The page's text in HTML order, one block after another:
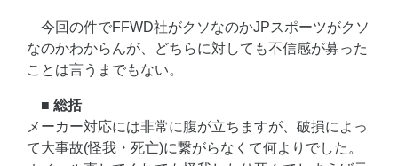
今回の件でFFWD社がクソなのかJPスポーツがクソ
なのかわからんが、どちらに対しても不信感が募った
ことは言うまでもない。
■ 総括
メーカー対応には非常に腹が立ちますが、破損によっ
て大事故(怪我・死亡)に繋がらなくて何よりでした。